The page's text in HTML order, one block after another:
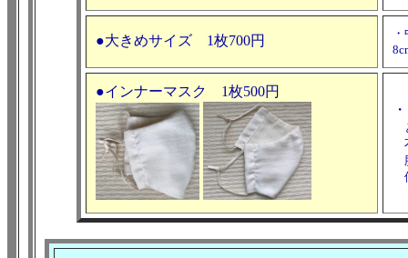
●大きめサイズ 1枚700円
●インナーマスク 1枚500円
・